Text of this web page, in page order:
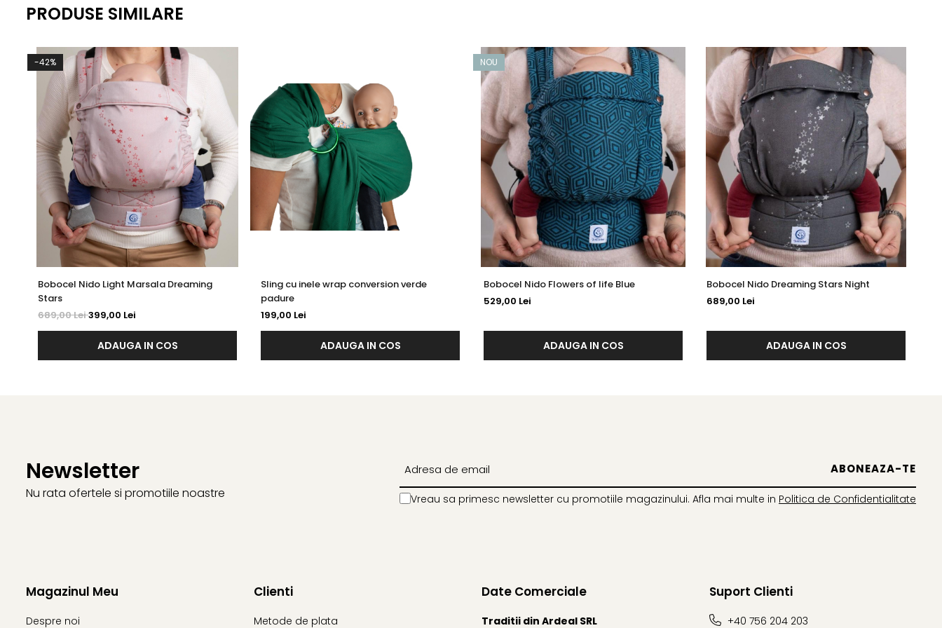
PRODUSE SIMILARE
-42%
Bobocel Nido Light Marsala Dreaming
Stars
689,00 Lei399,00 Lei
ADAUGA IN COS
Sling cu inele wrap conversion verde
padure
199,00 Lei
ADAUGA IN COS
NOU
Bobocel Nido Flowers of life Blue
529,00 Lei
ADAUGA IN COS
Bobocel Nido Dreaming Stars Night
689,00 Lei
ADAUGA IN COS
Newsletter
Nu rata ofertele si promotiile noastre Vreau sa primesc newsletter cu promotiile magazinului. Afla mai multe in Politica de Confidentialitate
Magazinul Meu
Despre noi
Clienti
Metode de plata
Date Comerciale
Traditii din Ardeal SRL
Suport Clienti
+40 756 204 203